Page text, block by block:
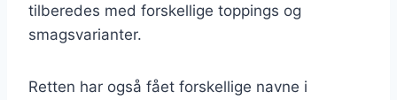
tilberedes med forskellige toppings og
smagsvarianter.
Retten har også fået forskellige navne i